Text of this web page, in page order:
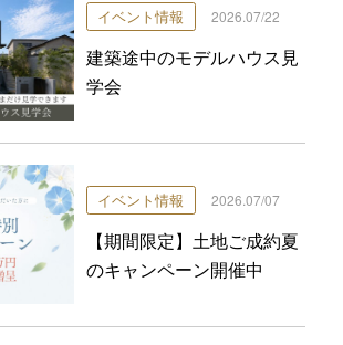
イベント情報 2026.07/22
建築途中のモデルハウス見
学会
イベント情報 2026.07/07
【期間限定】土地ご成約夏
のキャンペーン開催中